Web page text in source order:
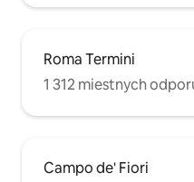
Roma Termini
1 312 miestnych
Campo de' Fiori